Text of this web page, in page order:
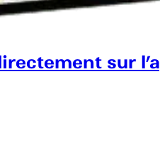
sur